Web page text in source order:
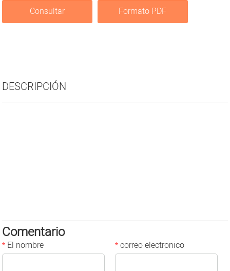
Consultar Formato PDF
DESCRIPCIÓN
Comentario
* El nombre *correo electronico